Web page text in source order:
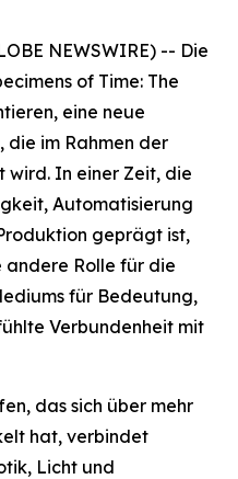
NEWSWIRE) -- Die
of Time: The
eine neue
die im Rahmen der
wird. In einer Zeit, die
Automatisierung
geprägt ist,
andere Rolle für die
für Bedeutung,
Verbundenheit mit
das sich über mehr
hat, verbindet
Licht und